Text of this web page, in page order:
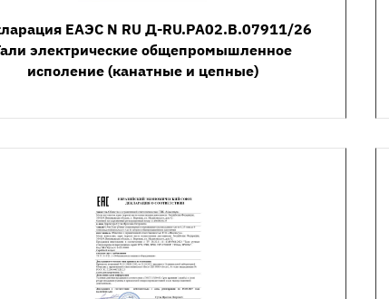
ЕАЭС N RU Д-RU.РА02.В.07911/26
электрические общепромышленное
исполение (канатные и цепные)